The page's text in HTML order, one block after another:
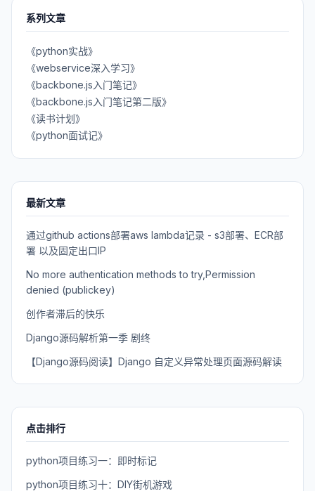
系列文章
《python实战》
《webservice深入学习》
《backbone.js入门笔记》
《backbone.js入门笔记第二版》
《读书计划》
《python面试记》
最新文章
通过github actions部署aws lambda记录 - s3部署、ECR部
署 以及固定出口IP
No more authentication methods to try,Permission
denied (publickey)
创作者滞后的快乐
Django源码解析第一季 剧终
【Django源码阅读】Django 自定义异常处理页面源码解读
点击排行
python项目练习一：即时标记
python项目练习十：DIY街机游戏